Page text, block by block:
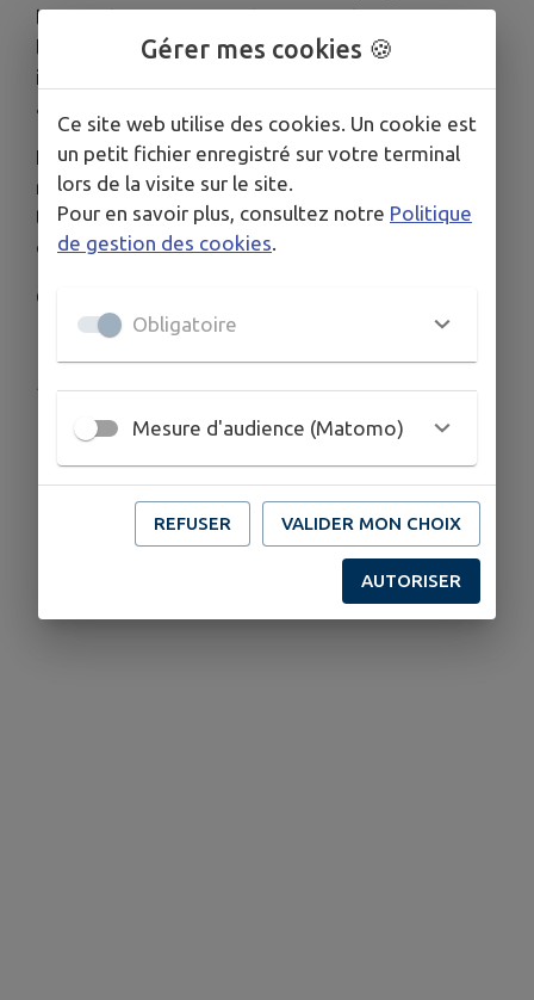
lorsque les conditions climatiques le permettront,
la sécurité restant une priorité ; la réouverture
interviendra à l’issue d’une inspection favorable
attestant de sa praticabilité.
La Ville de La Possession appelle chacun à
respecter strictement cette interdiction et à se
tenir informé de l’évolution de la situation via les
canaux officiels.
Consultez l'arrêté :
Gérer mes cookies 🍪
Ce site web utilise des cookies. Un cookie est
un petit fichier enregistré sur votre terminal
lors de la visite sur le site.
Pour en savoir plus, consultez notre Politique
de gestion des cookies
Obligatoire
Mesure d'audience (Matomo)
REFUSER VALIDER MON CHOIX
AUTORISER